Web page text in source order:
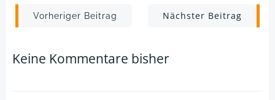
Post
navigation
Vorheriger Beitrag
Post
navigation
Nächster Beitrag
Keine Kommentare bisher